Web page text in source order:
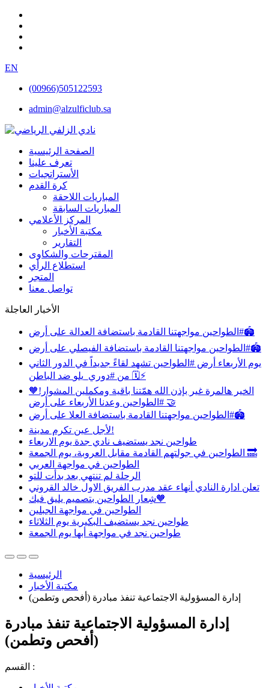
EN
(00966)505122593
admin@alzulficlub.sa
الصفحة الرئيسية
تعرف علينا
الأستراتجيات
كرة القدم
المباريات اللاحقة
المباريات السابقة
المركز الأعلامي
مكتبة الأخبار
التقارير
المقترحات والشكاوى
استطلاع الرأي
المتجر
تواصل معنا
الأخبار العاجلة
مواجهتنا القادمة باستضافة العدالة على أرض ⁧‫#الطواحين‬⁩🏟️
مواجهتنا القادمة باستضافة الفيصلي على أرض ⁧‫#الطواحين‬⁩🏟️
‏يوم الأربعاء أرض ⁧‫#الطواحين‬⁩ تشهد لقاءً جديداً في الدور الثاني
من ⁧‫#دوري_يلو‬⁩ ضد الباطن 🗓️⚡️
‏الخير هالمرة غير بإذن الله ‏همّتنا باقية ومكملين المشوار!🧡
‏وعدنا الأربعاء على أرض ⁧‫#الطواحين‬⁩ 🤝
مواجهتنا القادمة باستضافة العلا على أرض ⁧‫#الطواحين‬⁩🏟️
‏لأجل عين تكرم مدينة!
طواحين نجد يستضيف نادي جدة يوم الاربعاء
الطواحين‬⁩ في جولتهم القادمة مقابل العروبة، يوم الجمعة 🔜
الطواحين في مواجهة العربي
الرحلة لم تنتهي بعد بدأت للتو
تعلن ادارة النادي أنهاء عقد مدرب الفريق الاول خالد القروني
شِعار الطواحين بتصميم يليق فيك🧡
الطواحين في مواجهة الجبلين
طواحين نجد يستضيف البكيرية يوم الثلاثاء
طواحين نجد في مواجهة أبها يوم الجمعة
الرئيسية
مكتبة الأخبار
إدارة المسؤولية الاجتماعية تنفذ مبادرة (أفحص وتطمن)
إدارة المسؤولية الاجتماعية تنفذ مبادرة
(أفحص وتطمن)
القسم :